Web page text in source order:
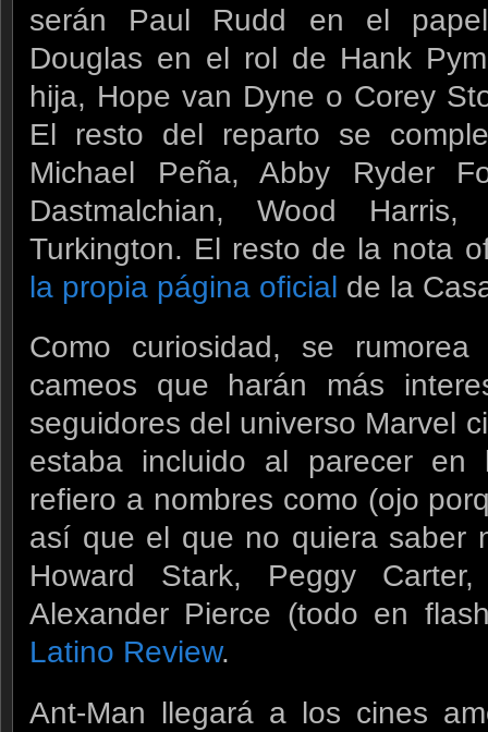
serán Paul Rudd en el
Douglas en el rol de Hank
hija, Hope van Dyne o Corey
El resto del reparto se
Michael Peña, Abby Ryder
Dastmalchian, Wood
Turkington. El resto de la nota
la propia página oficial de la
Como curiosidad, se
cameos que harán más
seguidores del universo Marvel
estaba incluido al parecer en
refiero a nombres como (ojo
así que el que no quiera saber
Howard Stark, Peggy
Alexander Pierce (todo en
Latino Review.
Ant-Man llegará a los cines